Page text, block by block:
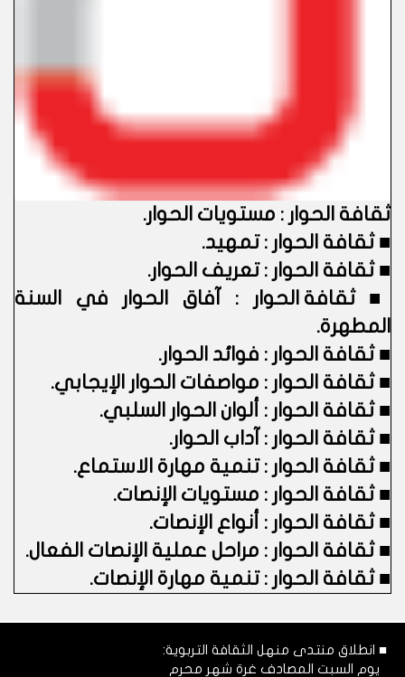
ثقافة الحوار : مستويات الحوار.
■ثقافة الحوار : تمهيد.
■ثقافة الحوار : تعريف الحوار.
■ثقافة الحوار : آفاق الحوار في السنة
المطهرة.
■ثقافة الحوار : فوائد الحوار.
■ثقافة الحوار : مواصفات الحوار الإيجابي.
■ثقافة الحوار : ألوان الحوار السلبي.
■ثقافة الحوار : آداب الحوار.
■ثقافة الحوار : تنمية مهارة الاستماع.
■ثقافة الحوار : مستويات الإنصات.
■ثقافة الحوار : أنواع الإنصات.
■ثقافة الحوار : مراحل عملية الإنصات الفعال.
■ثقافة الحوار : تنمية مهارة الإنصات.
■ انطلاق منتدى منهل الثقافة التربوية:
يوم السبت المصادف غرة شهر محرم